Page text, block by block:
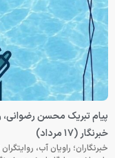
پیام تبریک محسن
خبرنگار (۱۷ مرداد)